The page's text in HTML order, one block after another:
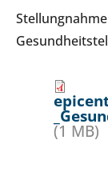
(1 MB)